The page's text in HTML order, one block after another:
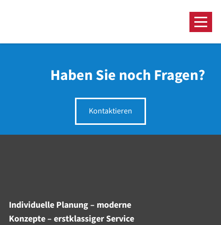
Haben Sie noch Fragen?
Kontaktieren
Individuelle Planung – moderne
Konzepte – erstklassiger Service